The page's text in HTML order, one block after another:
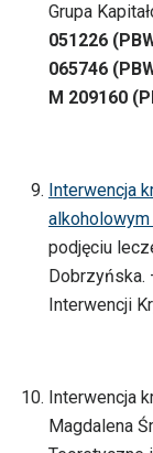
Grupa
051226
065746
M 209160
Interwencja
alkoholowym
podjęciu
Dobrzyńska.
Interwencji
Interwencja
Magdalena